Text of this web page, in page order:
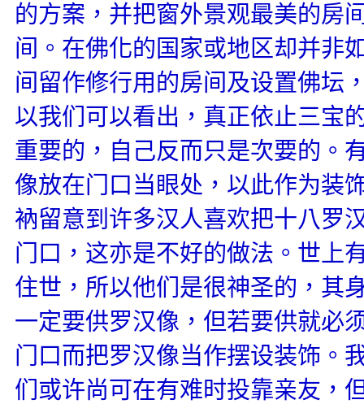
的方案，并把窗外景观最美的房
间。在佛化的国家或地区却并非
间留作修行用的房间及设置佛坛
以我们可以看出，真正依止三宝
重要的，自己反而只是次要的。
像放在门口当眼处，以此作为装
衲留意到许多汉人喜欢把十八罗
门口，这亦是不好的做法。世上
住世，所以他们是很神圣的，其
一定要供罗汉像，但若要供就必
门口而把罗汉像当作摆设装饰。
们或许尚可在有难时投靠亲友，